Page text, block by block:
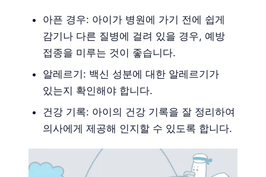
아픈 경우: 아이가 병원에 가기 전에 쉽게
감기나 다른 질병에 걸려 있을 경우, 예방
접종을 미루는 것이 좋습니다.
알레르기: 백신 성분에 대한 알레르기가
있는지 확인해야 합니다.
건강 기록: 아이의 건강 기록을 잘 정리하여
의사에게 제공해 인지할 수 있도록 합니다.